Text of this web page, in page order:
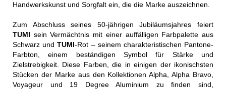
Handwerkskunst und Sorgfalt ein, die die Marke auszeichnen.
Zum Abschluss seines 50-jährigen Jubiläumsjahres feiert
TUMI sein Vermächtnis mit einer auffälligen Farbpalette aus
Schwarz undTUMI-Rot – seinem charakteristischen Pantone-
Farbton, einem beständigen Symbol für Stärke und
Zielstrebigkeit. Diese Farben, die in einigen der ikonischsten
Stücken der Marke aus den Kollektionen Alpha, Alpha Bravo,
Voyageur und 19 Degree Aluminium zu finden sind,